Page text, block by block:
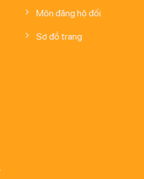
Môn đăng hộ đối
Sơ đồ trang